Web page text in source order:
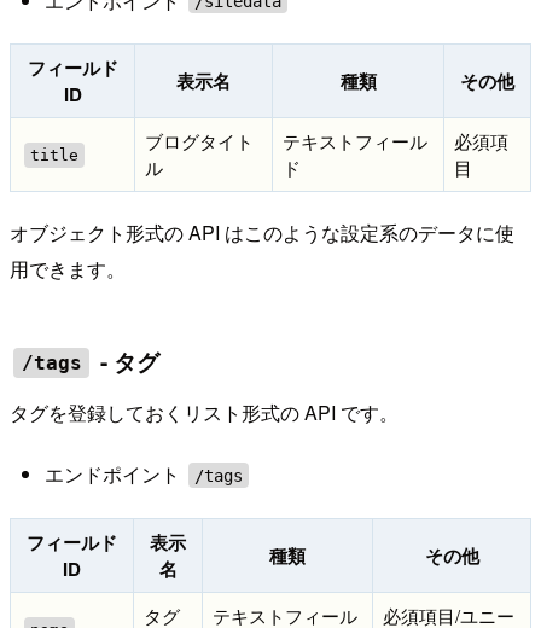
フィールド
ID
表示名 種類 その他
title
ブログタイト
ル
テキストフィール
ド
必須項
目
オブジェクト形式の API はこのような設定系のデータに使
用できます。
/tags - タグ
タグを登録しておくリスト形式の API です。
エンドポイント /tags
フィールド
ID
表示
名
種類 その他
タグ
テキストフィール
必須項目/ユニー